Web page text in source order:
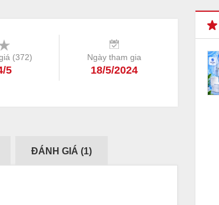
(372)
5
Ngày tham gia
18/5/2024
ĐÁNH GIÁ (1)